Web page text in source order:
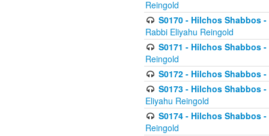
Reingold
S0170 - Hilchos Shabbos
Rabbi Eliyahu Reingold
S0171 - Hilchos Shabbos
Reingold
S0172 - Hilchos Shabbos
S0173 - Hilchos Shabbos
Eliyahu Reingold
S0174 - Hilchos Shabbos
Reingold